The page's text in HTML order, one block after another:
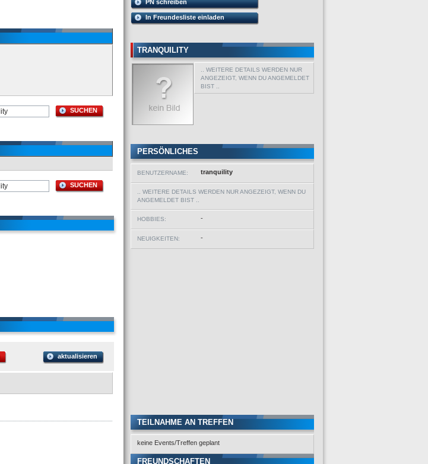
SUCHEN
SUCHEN
aktualisieren
PN schreiben
In Freundesliste einladen
TRANQUILITY
.. WEITERE DETAILS WERDEN NUR
ANGEZEIGT, WENN DU ANGEMELDET
BIST ..
PERSÖNLICHES
BENUTZERNAME: tranquility
.. WEITERE DETAILS WERDEN NUR ANGEZEIGT, WENN DU
ANGEMELDET BIST ..
HOBBIES: -
NEUIGKEITEN: -
TEILNAHME AN TREFFEN
keine Events/Treffen geplant
FREUNDSCHAFTEN